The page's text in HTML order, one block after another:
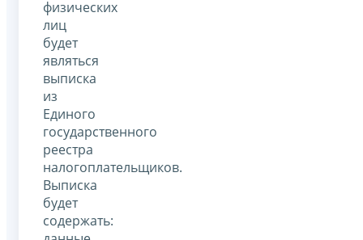
физических
лиц
будет
являться
выписка
из
Единого
государственного
реестра
налогоплательщиков.
Выписка
будет
содержать: